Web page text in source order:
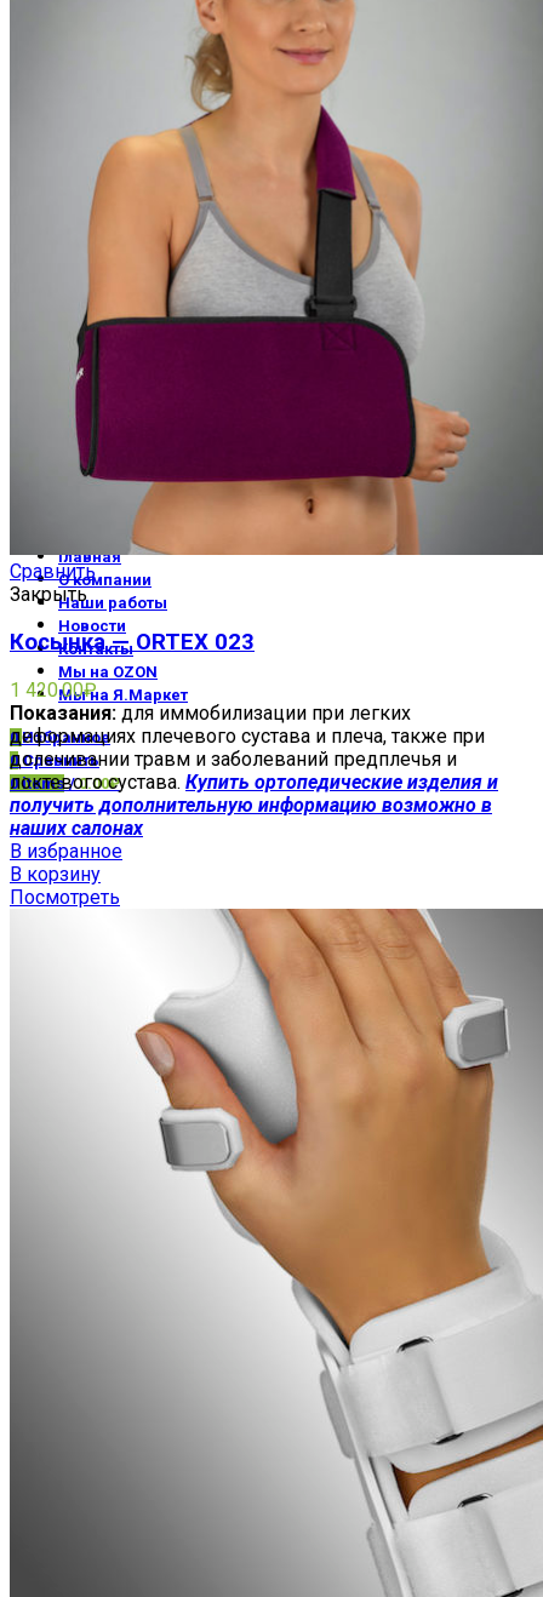
МУЖСКАЯ ОРТОПЕДИЧЕСКАЯ ОБУВЬ
ОБУВЬ ``ТУТОР``
Halo-аппарат
Экзопротезы и бельё
Главная
О компании
Наши работы
Новости
Контакты
Мы на OZON
Мы на Я.Маркет
0Избранное
0 Сравнить
0items / 0.00₽
Сравнить
Закрыть
Косынка — ORTEX 023
1 420.00₽
Показания: для иммобилизации при легких
деформациях плечевого сустава и плеча, также при
долечивании травм и заболеваний предплечья и
локтевого сустава. Купить ортопедические изделия и
получить дополнительную информацию возможно в
наших салонах
В избранное
В корзину
Посмотреть